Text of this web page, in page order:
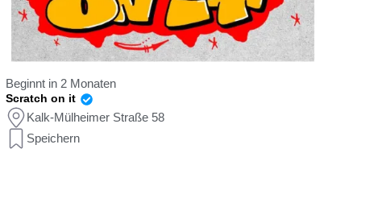
Beginnt in 2 Monaten
Scratch on it
Kalk-Mülheimer Straße 58
Speichern